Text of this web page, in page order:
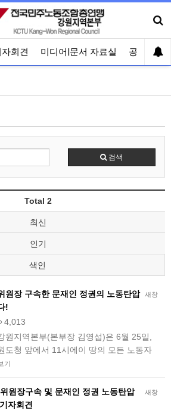
회견 미디어|문서 자료실 공유게시
검색
Total 2
최신
인기
색인
새창
원장 구속한 문재인 정권의 노동탄압
!
4,013
원지역본부(본부장 김영섭)은 6월 25일,
도청 앞에서 11시에이 땅의 모든 노동자
기
새창
원장구속 및 문재인 정권 노동탄압
자회견